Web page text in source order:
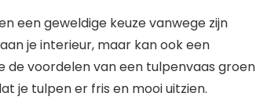
een geweldige keuze vanwege zijn
je interieur, maar kan ook een
de voordelen van een tulpenvaas groen
je tulpen er fris en mooi uitzien.